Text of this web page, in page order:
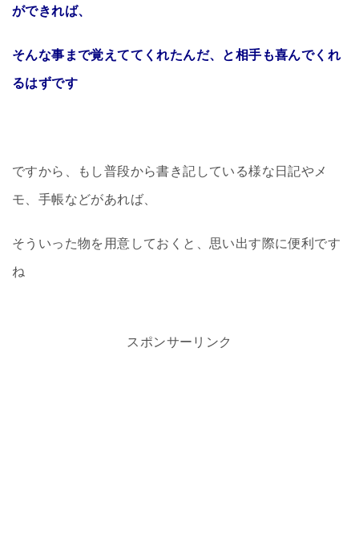
ができれば、
そんな事まで覚えててくれたんだ、と相手も喜んでくれ
るはずです
ですから、もし普段から書き記している様な日記やメ
モ、手帳などがあれば、
そういった物を用意しておくと、思い出す際に便利です
ね
スポンサーリンク